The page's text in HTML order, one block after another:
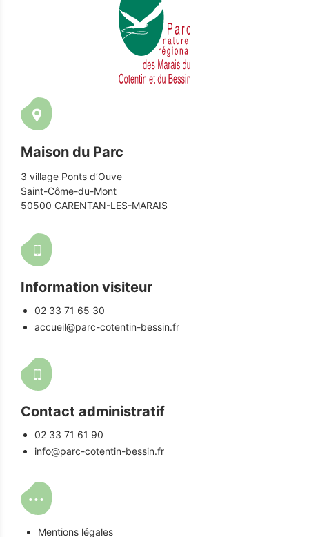
Maison du Parc
3 village Ponts d’Ouve
Saint-Côme-du-Mont
50500 CARENTAN-LES-MARAIS
Information visiteur
02 33 71 65 30
accueil@parc-cotentin-bessin.fr
Contact administratif
02 33 71 61 90
info@parc-cotentin-bessin.fr
Mentions légales